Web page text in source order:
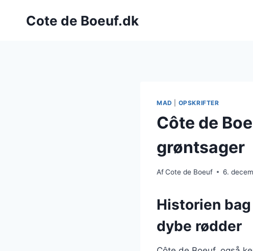
Cote de Boeuf.dk
MAD OPSKRIFTER
Côte de
grøntsager
AfCote de Boeuf 6.
Historien
dybe rødder